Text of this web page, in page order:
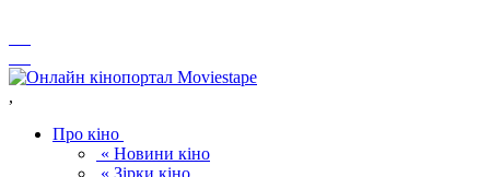
,
Про кіно
« Новини кіно
« Зірки кіно